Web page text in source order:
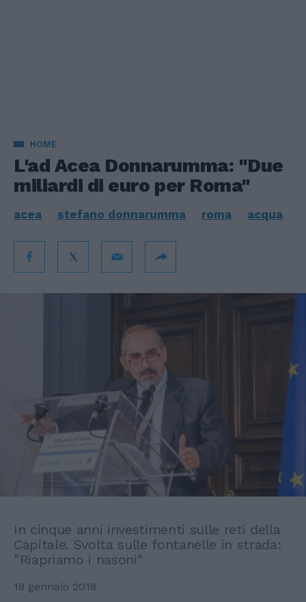
HOME
L'ad Acea Donnarumma: "Due
miliardi di euro per Roma"
acea stefano donnarumma roma acqua
In cinque anni investimenti sulle reti della
Capitale. Svolta sulle fontanelle in strada:
"Riapriamo i nasoni"
18 gennaio 2018